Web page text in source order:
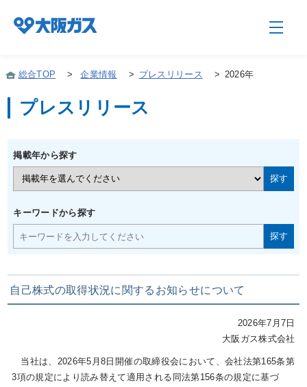
企業情報TOP
企業/グループについて
社会貢献
サステナビリティ
総合TOP > 企業情報 > プレスリリース > 2026年
プレスリリース
掲載年から探す
キーワードから探す
自己株式の取得状況に関するお知らせについて
2026年7月7日
大阪ガス株式会社
当社は、2026年5月8日開催の取締役会において、会社法第165条第
3項の規定により読み替えて適用される同法第156条の規定に基づ